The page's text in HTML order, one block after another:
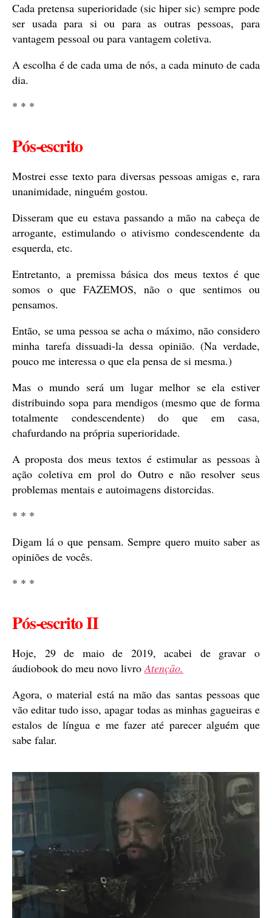
Cada pretensa superioridade (sic hiper sic) sempre pode
ser usada para si ou para as outras pessoas, para
vantagem pessoal ou para vantagem coletiva.
A escolha é de cada uma de nós, a cada minuto de cada
dia.
* * *
Pós-escrito
Mostrei esse texto para diversas pessoas amigas e, rara
unanimidade, ninguém gostou.
Disseram que eu estava passando a mão na cabeça de
arrogante, estimulando o ativismo condescendente da
esquerda, etc.
Entretanto, a premissa básica dos meus textos é que
somos o que FAZEMOS, não o que sentimos ou
pensamos.
Então, se uma pessoa se acha o máximo, não considero
minha tarefa dissuadi-la dessa opinião. (Na verdade,
pouco me interessa o que ela pensa de si mesma.)
Mas o mundo será um lugar melhor se ela estiver
distribuindo sopa para mendigos (mesmo que de forma
totalmente condescendente) do que em casa,
chafurdando na própria superioridade.
A proposta dos meus textos é estimular as pessoas à
ação coletiva em prol do Outro e não resolver seus
problemas mentais e autoimagens distorcidas.
* * *
Digam lá o que pensam. Sempre quero muito saber as
opiniões de vocês.
* * *
Pós-escrito II
Hoje, 29 de maio de 2019, acabei de gravar o
áudiobook do meu novo livroAtenção.
Agora, o material está na mão das santas pessoas que
vão editar tudo isso, apagar todas as minhas gagueiras e
estalos de língua e me fazer até parecer alguém que
sabe falar.